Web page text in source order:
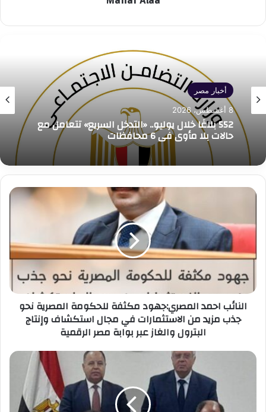
أخبار مصر
8 أغسطس، 2026
552 بلاغًا خلال يوليو.. «التدخل السريع» تتعامل مع
حالات بلا مأوى في 6 محافظات
النائب
مكثفة
للحكومة
المصرية
جذب
مزيد
الاستثمارات
استكشاف
النائب احمد المصري:جهود مكثفة للحكومة المصرية نحو
جذب مزيد من الاستثمارات في مجال استكشاف وإنتاج
البترول والغاز عبر بوابة مصر الرقمية
د.